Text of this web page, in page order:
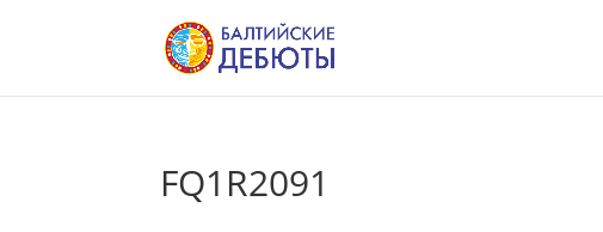
FQ1R2091